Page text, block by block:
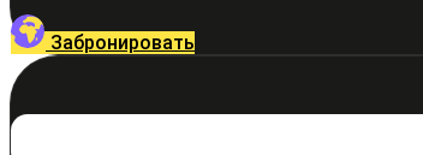
Забронировать